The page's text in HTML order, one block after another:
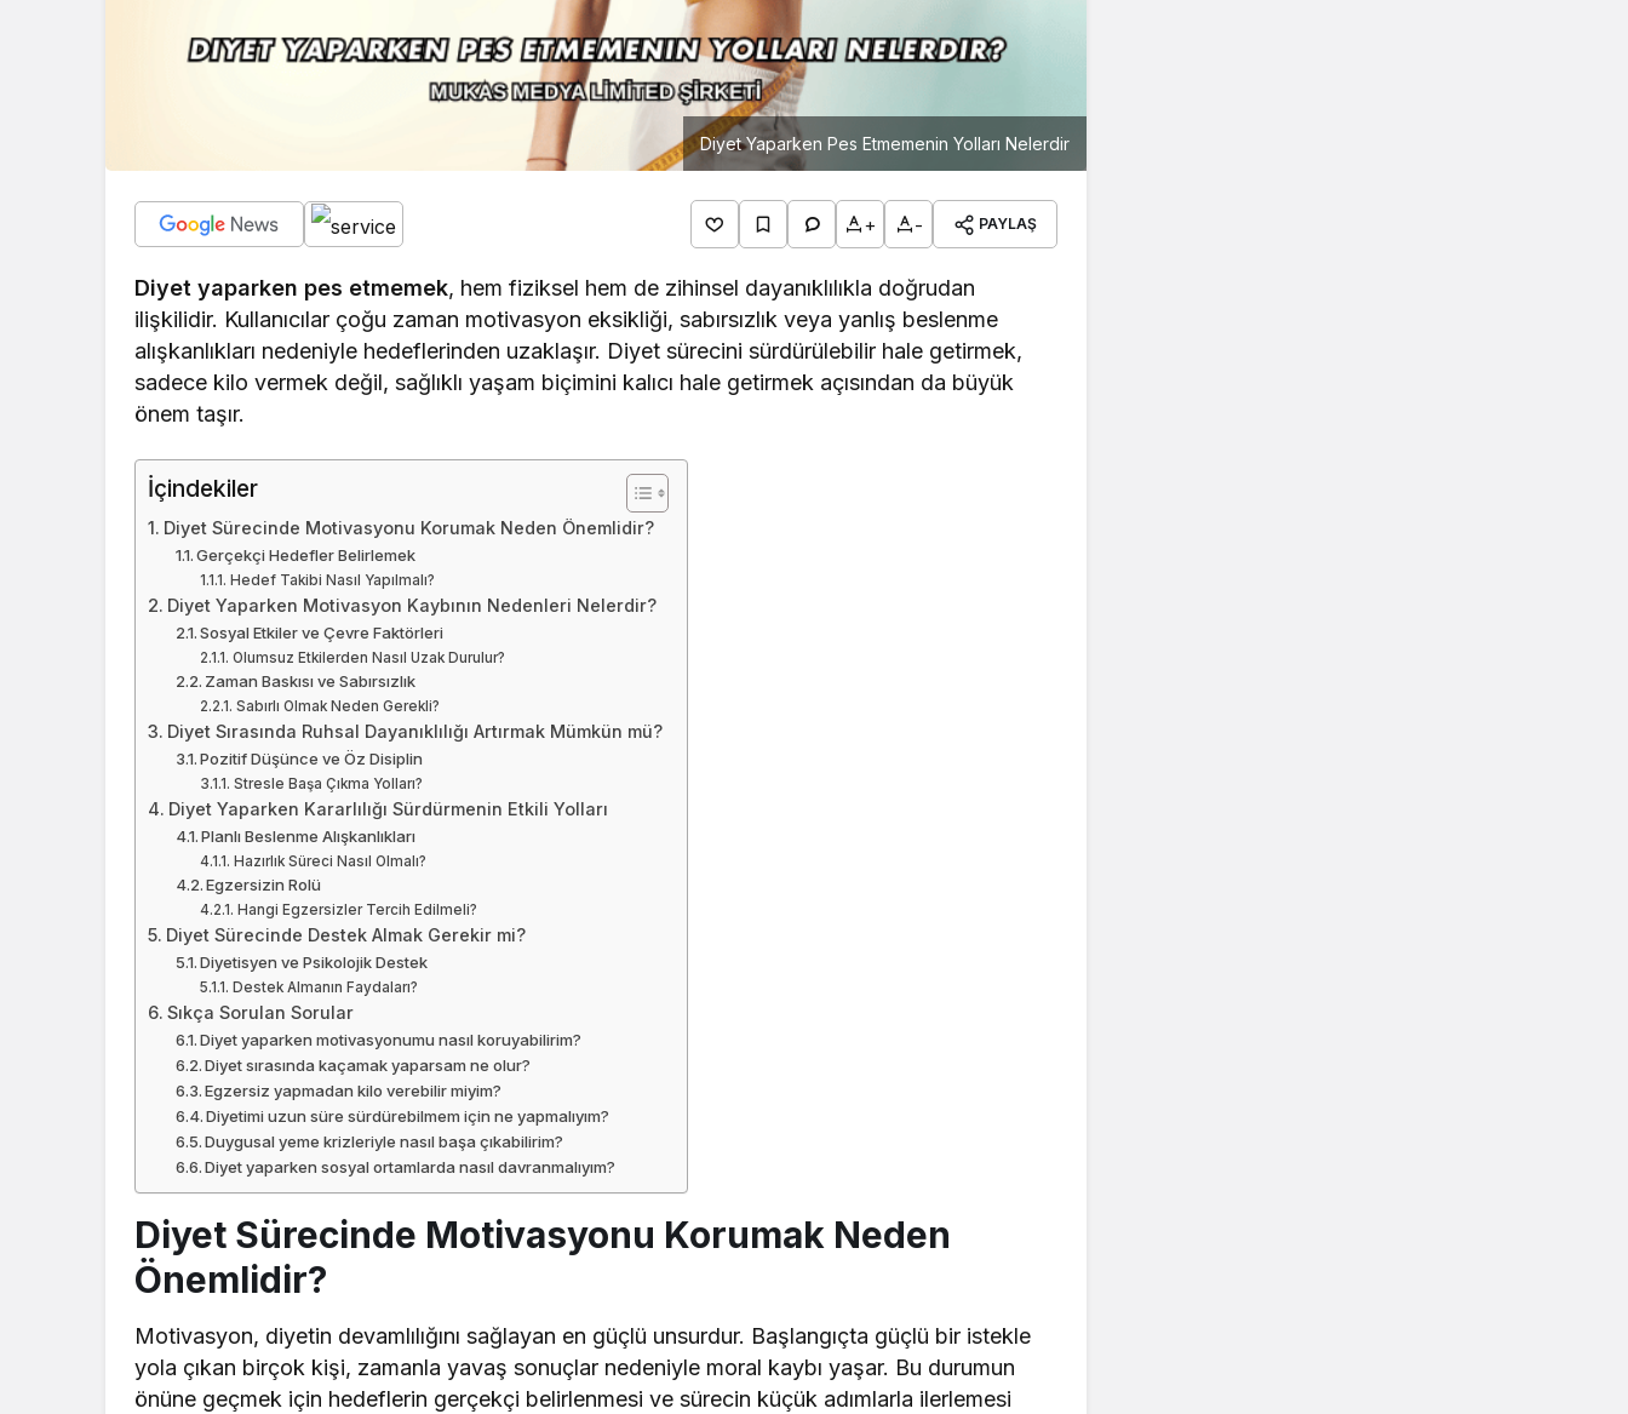
Diyet Yaparken Pes Etmemenin Yolları Nelerdir
+ - PAYLAŞ
Diyet yaparken pes etmemek, hem fiziksel hem de zihinsel dayanıklılıkla doğrudan
ilişkilidir. Kullanıcılar çoğu zaman motivasyon eksikliği, sabırsızlık veya yanlış beslenme
alışkanlıkları nedeniyle hedeflerinden uzaklaşır. Diyet sürecini sürdürülebilir hale getirmek,
sadece kilo vermek değil, sağlıklı yaşam biçimini kalıcı hale getirmek açısından da büyük
önem taşır.
İçindekiler
Diyet Sürecinde Motivasyonu Korumak Neden Önemlidir?
Gerçekçi Hedefler Belirlemek
Hedef Takibi Nasıl Yapılmalı?
Diyet Yaparken Motivasyon Kaybının Nedenleri Nelerdir?
Sosyal Etkiler ve Çevre Faktörleri
Olumsuz Etkilerden Nasıl Uzak Durulur?
Zaman Baskısı ve Sabırsızlık
Sabırlı Olmak Neden Gerekli?
Diyet Sırasında Ruhsal Dayanıklılığı Artırmak Mümkün mü?
Pozitif Düşünce ve Öz Disiplin
Stresle Başa Çıkma Yolları?
Diyet Yaparken Kararlılığı Sürdürmenin Etkili Yolları
Planlı Beslenme Alışkanlıkları
Hazırlık Süreci Nasıl Olmalı?
Egzersizin Rolü
Hangi Egzersizler Tercih Edilmeli?
Diyet Sürecinde Destek Almak Gerekir mi?
Diyetisyen ve Psikolojik Destek
Destek Almanın Faydaları?
Sıkça Sorulan Sorular
Diyet yaparken motivasyonumu nasıl koruyabilirim?
Diyet sırasında kaçamak yaparsam ne olur?
Egzersiz yapmadan kilo verebilir miyim?
Diyetimi uzun süre sürdürebilmem için ne yapmalıyım?
Duygusal yeme krizleriyle nasıl başa çıkabilirim?
Diyet yaparken sosyal ortamlarda nasıl davranmalıyım?
Diyet Sürecinde Motivasyonu Korumak Neden
Önemlidir?
Motivasyon, diyetin devamlılığını sağlayan en güçlü unsurdur. Başlangıçta güçlü bir istekle
yola çıkan birçok kişi, zamanla yavaş sonuçlar nedeniyle moral kaybı yaşar. Bu durumun
önüne geçmek için hedeflerin gerçekçi belirlenmesi ve sürecin küçük adımlarla ilerlemesi